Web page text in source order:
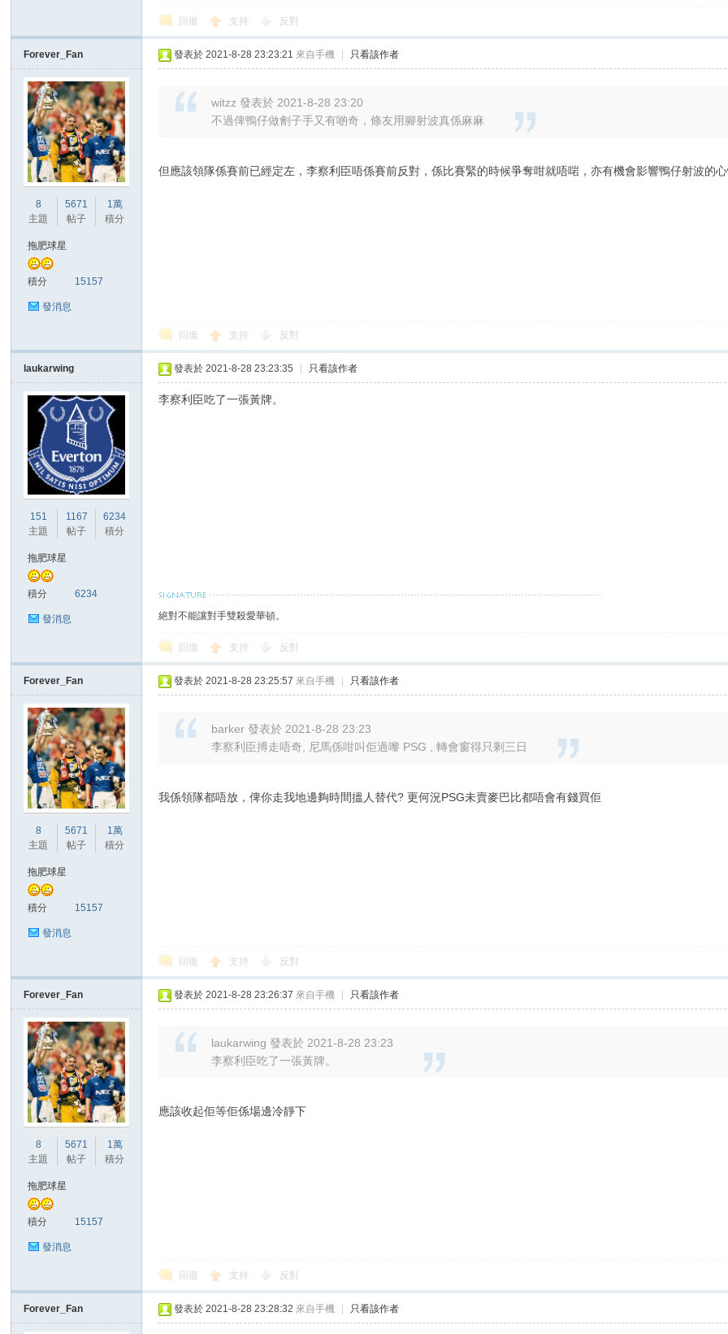
區
回復 支持 反對
Forever_Fan
8
主題
5671
帖子
1萬
積分
拖肥球星
積分 15157
發消息
發表於 2021-8-28 23:23:21 來自手機 只看該作者
witzz 發表於 2021-8-28 23:20
不過俾鴨仔做劊子手又有啲奇，條友用腳射波真係麻麻
但應該領隊係賽前已經定左，李察利臣唔係賽前反對，係比賽緊的時候爭奪咁就唔啱，亦有機會影響鴨仔射波的
回復 支持 反對
laukarwing
151
主題
1167
帖子
6234
積分
拖肥球星
積分 6234
發消息
發表於 2021-8-28 23:23:35 只看該作者
李察利臣吃了一張黃牌。
絕對不能讓對手雙殺愛華頓。
回復 支持 反對
Forever_Fan
8
主題
5671
帖子
1萬
積分
拖肥球星
積分 15157
發消息
發表於 2021-8-28 23:25:57 來自手機 只看該作者
barker 發表於 2021-8-28 23:23
李察利臣搏走唔奇, 尼馬係咁叫佢過嚟 PSG , 轉會窗得只剩三日
我係領隊都唔放，俾你走我地邊夠時間搵人替代? 更何況PSG未賣麥巴比都唔會有錢買佢
回復 支持 反對
Forever_Fan
8
主題
5671
帖子
1萬
積分
拖肥球星
積分 15157
發消息
發表於 2021-8-28 23:26:37 來自手機 只看該作者
laukarwing 發表於 2021-8-28 23:23
李察利臣吃了一張黃牌。
應該收起佢等佢係場邊冷靜下
回復 支持 反對
Forever_Fan 發表於 2021-8-28 23:28:32 來自手機 只看該作者